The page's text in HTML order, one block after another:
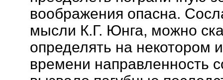
воображения опасна.
мысли К.Г. Юнга, можно
определять на некотором
времени направленность